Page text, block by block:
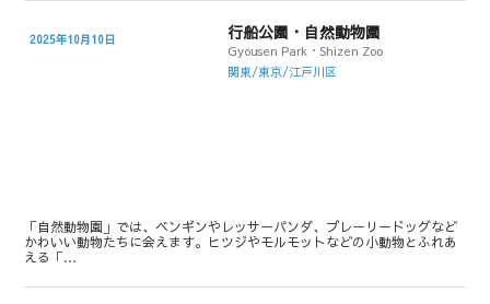
2025年10月10日 行船公園・自然動物園
Gyousen Park・Shizen Zoo
関東/東京/江戸川区
「自然動物園」では、ベンギンやレッサーパンダ、プレーリードッグなど
かわいい動物たちに会えます。ヒツジやモルモットなどの小動物とふれあ
える「…